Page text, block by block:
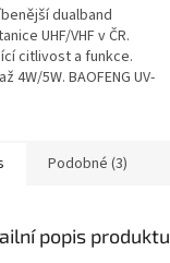
dualband
UHF/VHF v ČR.
citlivost a funkce.
4W/5W. BAOFENG UV-
Podobné (3)
popis produktu